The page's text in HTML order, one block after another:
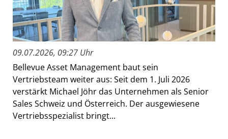
09.07.2026, 09:27 Uhr
Bellevue Asset Management baut sein
Vertriebsteam weiter aus: Seit dem 1. Juli 2026
verstärkt Michael Jöhr das Unternehmen als Senior
Sales Schweiz und Österreich. Der ausgewiesene
Vertriebsspezialist bringt...